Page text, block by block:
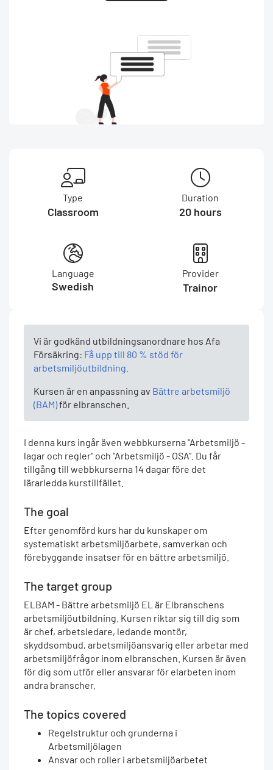
Vi är godkänd utbildningsanordnare hos Afa
Försäkring: Få upp till 80 % stöd för
arbetsmiljöutbildning.
Kursen är en anpassning av Bättre arbetsmiljö
(BAM)för elbranschen.
I denna kurs ingår även webbkurserna "Arbetsmiljö -
lagar och regler" och "Arbetsmiljö - OSA". Du får
tillgång till webbkurserna 14 dagar före det
lärarledda kurstillfället.
The goal
Efter genomförd kurs har du kunskaper om
systematiskt arbetsmiljöarbete, samverkan och
förebyggande insatser för en bättre arbetsmiljö.
The target group
ELBAM - Bättre arbetsmiljö EL är Elbranschens
arbetsmiljöutbildning. Kursen riktar sig till dig som
är chef, arbetsledare, ledande montör,
skyddsombud, arbetsmiljöansvarig eller arbetar med
arbetsmiljöfrågor inom elbranschen. Kursen är även
för dig som utför eller ansvarar för elarbeten inom
andra branscher.
The topics covered
Regelstruktur och grunderna i
Arbetsmiljölagen
Ansvar och roller i arbetsmiljöarbetet
Type
Classroom
Duration
20 hours
Language
Swedish
Provider
Trainor